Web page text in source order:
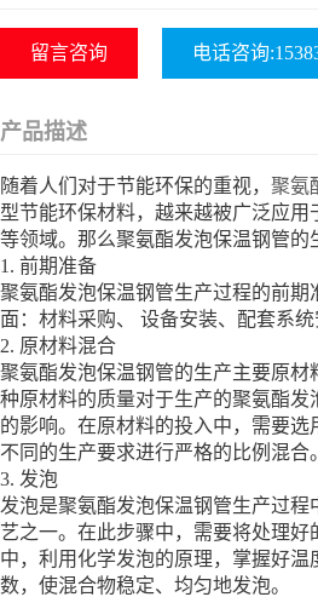
留言咨询 电话咨询
产品描述
随着人们对于节能环保的重视， 聚氨
型节能环保材料，越来越被广泛应
等领域。那么聚氨酯发泡保温钢管的
1. 前期准备
聚氨酯发泡保温钢管生产过程的前期
面：材料采购、 设备安装、配套系统
2. 原材料混合
聚氨酯发泡保温钢管的生产主要原材
种原材料的质量对于生产的聚氨酯发
的影响。在原材料的投入中，需要
不同的生产要求进行严格的比例混合。
3. 发泡
发泡是聚氨酯发泡保温钢管生产过
艺之一。在此步骤中，需要将处理好
中，利用化学发泡的原理，掌握好
数，使混合物稳定、均匀地发泡。